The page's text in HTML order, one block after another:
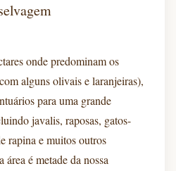
onde predominam os
alguns olivais e laranjeiras),
para uma grande
javalis, raposas, gatos-
rapina e muitos outros
área é metade da nossa